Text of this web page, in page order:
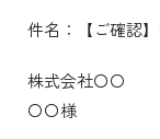
件名：【ご確認
株式会社〇〇
〇〇様